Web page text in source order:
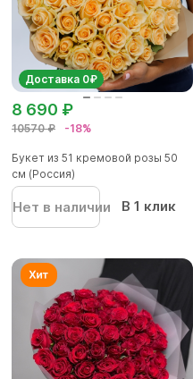
Доставка 0₽
10570 ₽ -18%
8 690 ₽
Букет из 51 кремовой розы 50
см (Россия)
Нет в наличии В 1 клик